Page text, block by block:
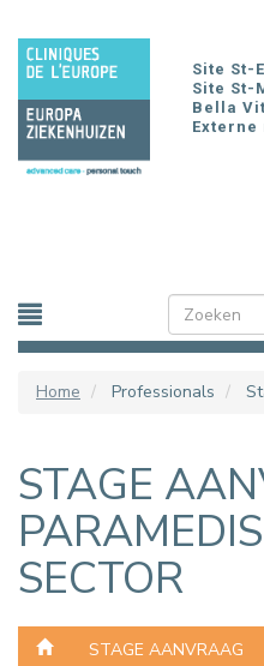
en
naar
inhoud
gaan
Site St-
Site St-
Bella
Externe
Home Professionals
STAGE
SECTOR
STAGE AANVRAAG